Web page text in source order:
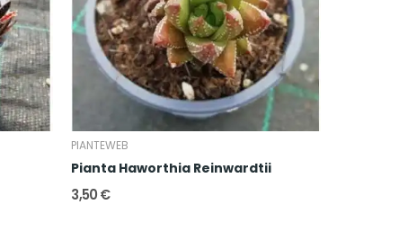
PIANTEWEB
Pianta Haworthia Reinwardtii
3,50 €